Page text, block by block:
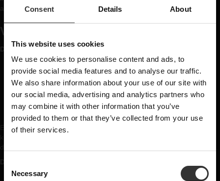
Consent Details About
This website uses cookies
We use cookies to personalise content and ads, to
provide social media features and to analyse our traffic.
We also share information about your use of our site with
our social media, advertising and analytics partners who
may combine it with other information that you’ve
provided to them or that they’ve collected from your use
of their services.
Necessary
av rollen.
VAD VI SÖKER
Du har:
Minst tre års erfarenhet av internationell B2B-försäljning med
Sverige som bas
Erfarenhet av att arbeta med distributörer som kunder eller
affärspartners
Dokumenterat mycket starka resultat av att utveckla försäljning,
kunder och marknader
Erfarenhet av att ha sålt sprit på export är meriterande, men inget
En handlingskraftig säljare som trivs med ambitiösa mål och
×
SUBSCRIBE TO OUR
NEWSLETTER